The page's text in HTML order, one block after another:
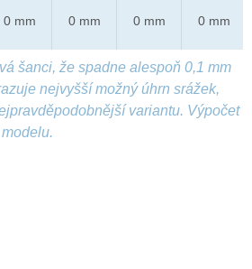
0 mm 0 mm 0 mm 0 mm
šanci, že spadne alespoň 0,1 mm
nejvyšší možný úhrn srážek,
variantu. Výpočet